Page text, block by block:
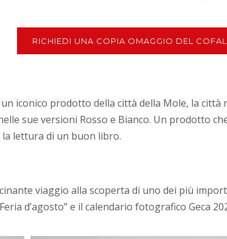
RICHIEDI UNA COPIA OMAGGIO DEL
iconico prodotto della città della Mole, la
sue versioni Rosso e Bianco. Un prodotto
lettura di un buon libro.
viaggio alla scoperta di uno dei più
d’agosto” e il calendario fotografico Geca